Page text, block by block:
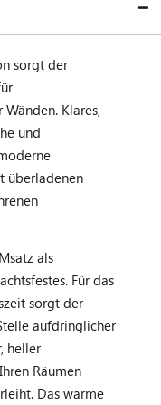
sorgt der
Klares,
und
überladenen
als
Für das
sorgt der
aufdringlicher
heller
Räumen
Das warme